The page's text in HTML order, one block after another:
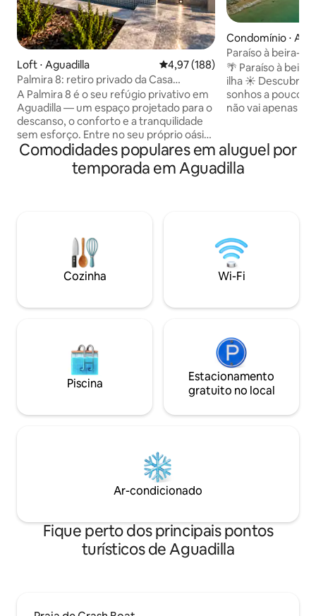
Loft ⋅ Aguadilla 4,97 de uma avaliação média de
4,97 (188)
Palmira 8: retiro privado da Casa
Santiago
A Palmira 8 é o seu refúgio privativo em
Aguadilla — um espaço projetado para o
descanso, o conforto e a tranquilidade
sem esforço. Entre no seu próprio oásis
com piscina privativa, em meio a uma
atmosfera serena que convida você a se
desconectar e recarregar as energias.
conforto e estilo. As comodidades
adicionais incluem máquina de
lavar/secar, gerador de energia
completo e cisterna de água para
Condomínio ⋅
Paraíso à beira-
🌴 Paraíso à
ilha ☀️ Descubra a
sonhos a poucos
não vai apenas
da manhã ou
vistas
Damos as boas-
inesquecíveis na
praia e do
Comodidades populares em aluguel por
temporada em Aguadilla
Cozinha Wi-Fi
Piscina
Estacionamento
gratuito no local
Ar-condicionado
Fique perto dos principais pontos
turísticos de Aguadilla